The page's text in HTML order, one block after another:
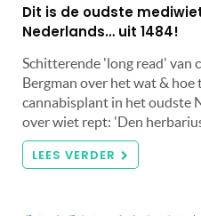
Dit is de oudste
Nederlands… uit 1484!
Schitterende 'long read' van
Bergman over het wat & hoe
cannabisplant in het oudste
over wiet rept: 'Den
LEES VERDER